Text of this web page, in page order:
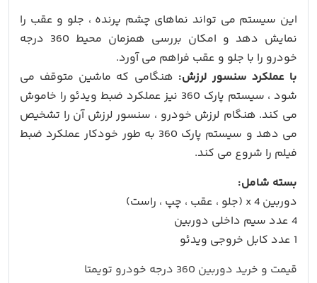
این سیستم می تواند نماهای چشم پرنده ، جلو و عقب را
نمایش دهد و امکان بررسی همزمان محیط 360 درجه
خودرو را با جلو و عقب فراهم می آورد.
با عملکرد سنسور لرزش: هنگامی که ماشین متوقف می
شود ، سیستم پارک 360 نیز عملکرد ضبط ویدئو را خاموش
می کند. هنگام لرزش خودرو ، سنسور لرزش آن را تشخیص
می دهد و سیستم پارک 360 به طور خودکار عملکرد ضبط
فیلم را شروع می کند.
بسته شامل:
دوربین 4 x (جلو ، عقب ، چپ ، راست)
4 عدد سیم داخلی دوربین
1 عدد کابل خروجی ویدئو
قیمت و خرید دوربین 360 درجه خودرو تویمتا